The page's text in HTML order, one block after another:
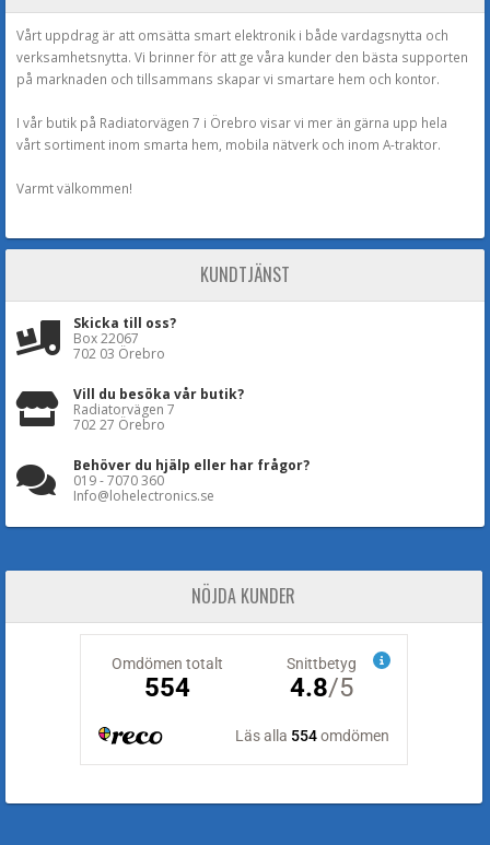
Vårt uppdrag är att omsätta smart elektronik i både vardagsnytta och
verksamhetsnytta. Vi brinner för att ge våra kunder den bästa supporten
på marknaden och tillsammans skapar vi smartare hem och kontor.
I vår butik på Radiatorvägen 7 i Örebro visar vi mer än gärna upp hela
vårt sortiment inom smarta hem, mobila nätverk och inom A-traktor.
Varmt välkommen!
KUNDTJÄNST
Skicka till oss?
Box 22067
702 03 Örebro
Vill du besöka vår butik?
Radiatorvägen 7
702 27 Örebro
Behöver du hjälp eller har frågor?
019 - 7070 360
Info@lohelectronics.se
NÖJDA KUNDER